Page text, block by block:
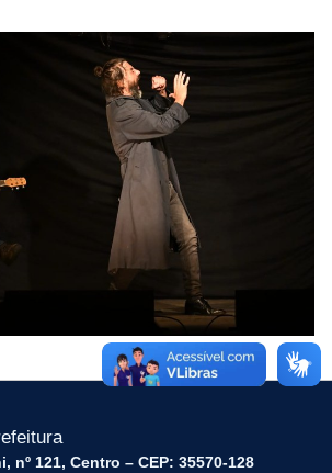
nº 121, Centro – CEP: 35570-128